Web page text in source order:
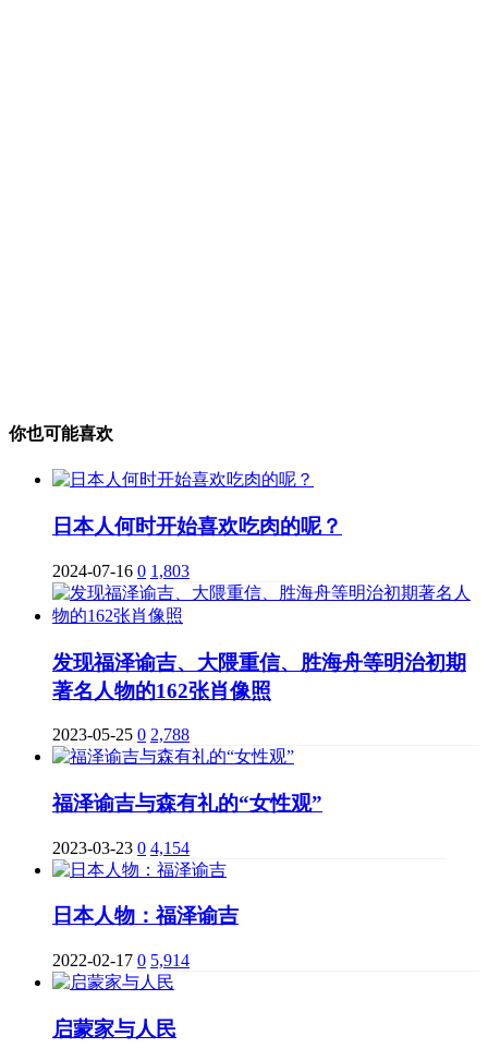
你也可能喜欢
日本人何时开始喜欢吃肉的呢？
2024-07-16 0 1,803
发现福泽谕吉、大隈重信、胜海舟等明治初期
著名人物的162张肖像照
2023-05-25 0 2,788
福泽谕吉与森有礼的“女性观”
2023-03-23 0 4,154
日本人物：福泽谕吉
2022-02-17 0 5,914
启蒙家与人民